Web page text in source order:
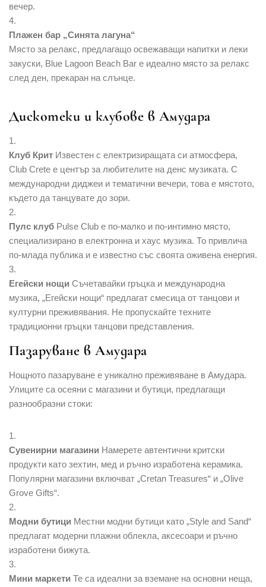
вечер.
Плажен бар „Синята лагуна“
Място за релакс, предлагащо освежаващи напитки и леки
закуски, Blue Lagoon Beach Bar е идеално място за релакс
след ден, прекаран на слънце.
Дискотеки и клубове в Амудара
Клуб Крит Известен с електризиращата си атмосфера,
Club Crete е център за любителите на денс музиката. С
международни диджеи и тематични вечери, това е мястото,
където да танцувате до зори.
Пулс клуб Pulse Club е по-малко и по-интимно място,
специализирано в електронна и хаус музика. То привлича
по-млада публика и е известно със своята оживена енергия.
Егейски нощи Съчетавайки гръцка и международна
музика, „Егейски нощи“ предлагат смесица от танцови и
културни преживявания. Не пропускайте техните
традиционни гръцки танцови представления.
Пазаруване в Амудара
Нощното пазаруване е уникално преживяване в Амудара.
Улиците са осеяни с магазини и бутици, предлагащи
разнообразни стоки:
Сувенирни магазини Намерете автентични критски
продукти като зехтин, мед и ръчно изработена керамика.
Популярни магазини включват „Cretan Treasures“ и „Olive
Grove Gifts“.
Модни бутици Местни модни бутици като „Style and Sand“
предлагат модерни плажни облекла, аксесоари и ръчно
изработени бижута.
Мини маркети Те са идеални за вземане на основни неща,